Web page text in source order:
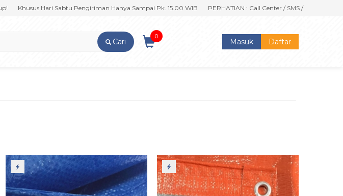
Khusus Hari Sabtu Pengiriman Hanya Sampai Pk. 15.00 WIB PERHATIAN : Call Center / SMS / WA Kami
Cari
0
Masuk Daftar